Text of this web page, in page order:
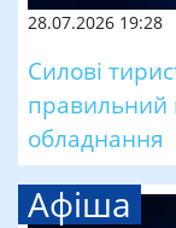
28.07.2026 19:28
Силові
правильний
обладнання
Афіша